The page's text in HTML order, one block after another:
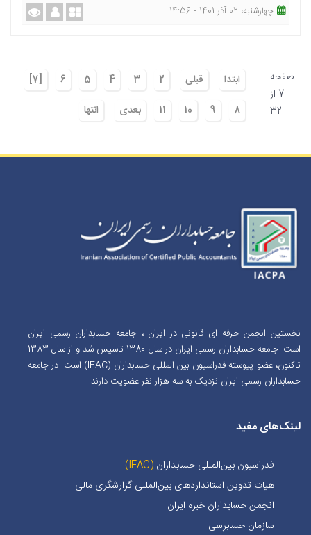
چهارشنبه، 02 آذر 1401 - 14:56
صفحه
7 از
32
ابتدا قبلی 2
3
4
5
6
[7]
8
9
10
11 بعدی انتها
نخستین انجمن حرفه ای قانونی در ایران ، جامعه حسابداران رسمی ایران
است. جامعه حسابداران رسمی ایران در سال 1380 تاسیس شد و از سال 1383
تاکنون، عضو پیوسته فدراسیون بین المللی حسابداران (IFAC) است. در جامعه
حسابداران رسمی ایران نزدیک به سه هزار نفر عضویت دارند.
لینک‌های مفید
فدراسیون بین‌المللی حسابداران (IFAC)
هیات تدوین استانداردهای بین‌المللی گزارشگری مالی
انجمن حسابداران خبره ايران
سازمان حسابرسی